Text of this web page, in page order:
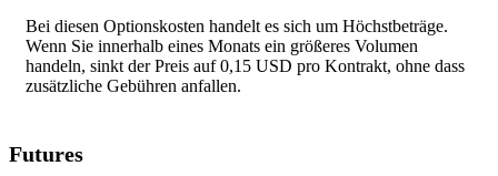
Bei diesen Optionskosten handelt es sich um Höchstbeträge.
Wenn Sie innerhalb eines Monats ein größeres Volumen
handeln, sinkt der Preis auf 0,15 USD pro Kontrakt, ohne dass
zusätzliche Gebühren anfallen.
Futures